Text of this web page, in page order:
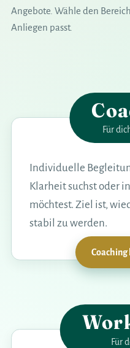
Angebote. Wähle den
Anliegen passt.
Für
Individuelle
Klarheit suchst oder
möchtest. Ziel ist,
stabil zu werden.
Für